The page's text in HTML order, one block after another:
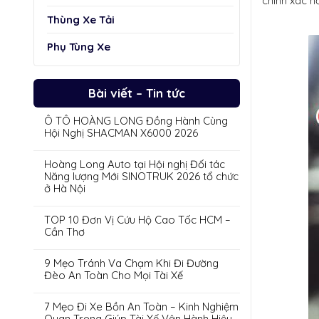
Thùng Xe Tải
Phụ Tùng Xe
Bài viết – Tin tức
Ô TÔ HOÀNG LONG Đồng Hành Cùng
Hội Nghị SHACMAN X6000 2026
Hoàng Long Auto tại Hội nghị Đối tác
Năng lượng Mới SINOTRUK 2026 tổ chức
ở Hà Nội
TOP 10 Đơn Vị Cứu Hộ Cao Tốc HCM –
Cần Thơ
9 Mẹo Tránh Va Chạm Khi Đi Đường
Đèo An Toàn Cho Mọi Tài Xế
7 Mẹo Đi Xe Bồn An Toàn – Kinh Nghiệm